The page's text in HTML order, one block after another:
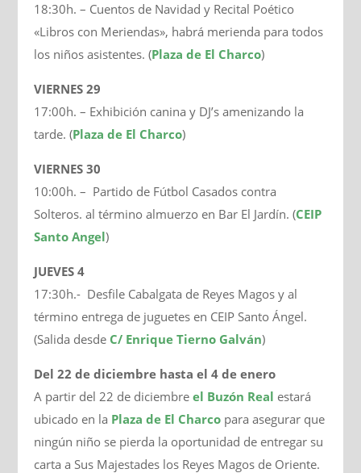
18:30h. – Cuentos de Navidad y Recital Poético
«Libros con Meriendas», habrá merienda para todos
los niños asistentes. (Plaza de El Charco)
VIERNES 29
17:00h. – Exhibición canina y DJ’s amenizando la
tarde. (Plaza de El Charco)
VIERNES 30
10:00h. – Partido de Fútbol Casados contra
Solteros. al término almuerzo en Bar El Jardín. (CEIP
Santo Angel)
JUEVES 4
17:30h.- Desfile Cabalgata de Reyes Magos y al
término entrega de juguetes en CEIP Santo Ángel.
(Salida desde C/ Enrique Tierno Galván)
Del 22 de diciembre hasta el 4 de enero
A partir del 22 de diciembreel Buzón Real estará
ubicado en la Plaza de El Charco para asegurar que
ningún niño se pierda la oportunidad de entregar su
carta a Sus Majestades los Reyes Magos de Oriente.